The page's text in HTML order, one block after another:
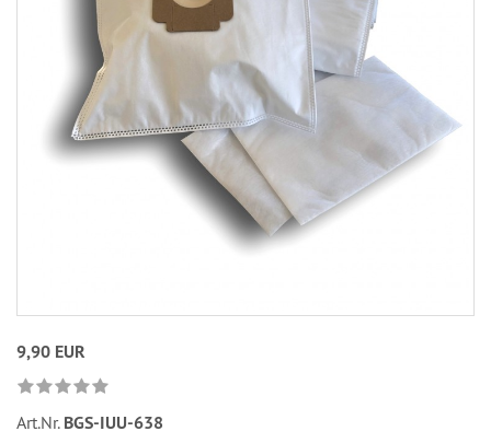
9,90 EUR
Art.Nr. BGS-IUU-638